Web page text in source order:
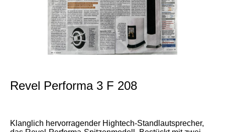
Revel Performa 3 F 208
Klanglich hervorragender Hightech-Standlautsprecher,